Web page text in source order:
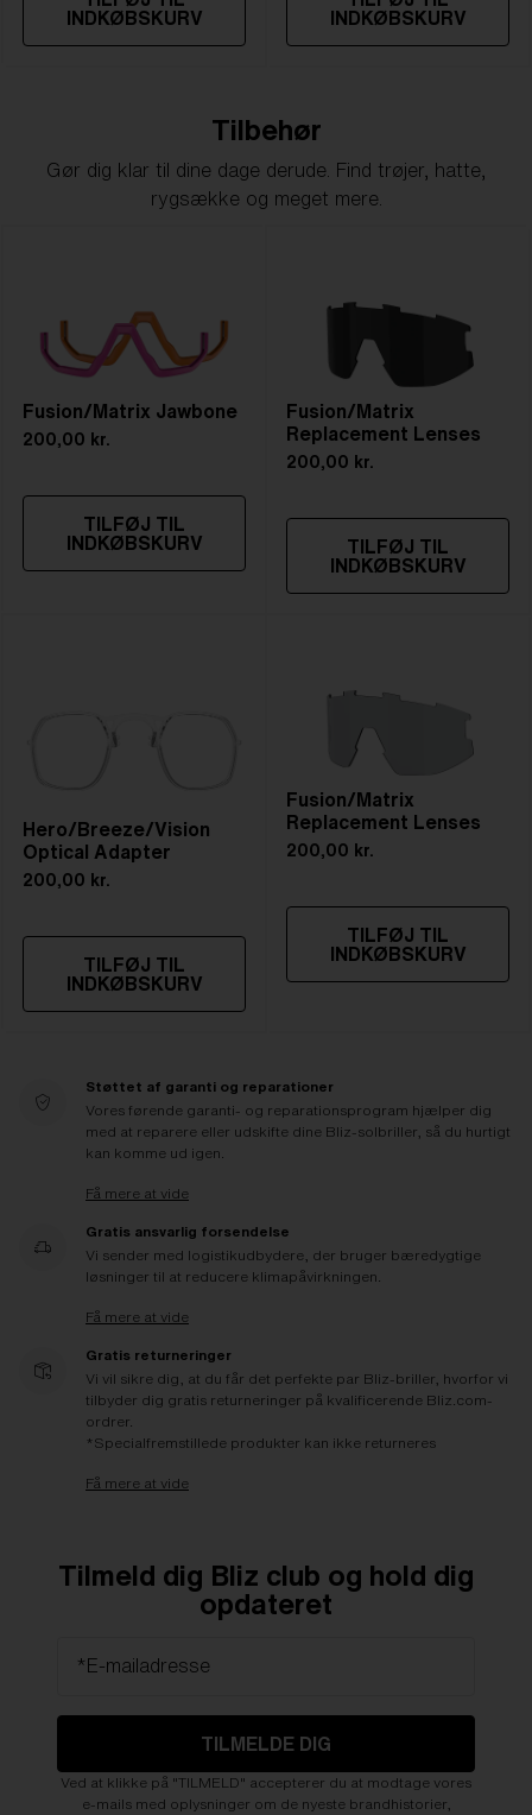
INDKØBSKURV
INDKØBSKURV
Tilbehør
Gør dig klar til dine dage derude. Find trøjer, hatte,
rygsække og meget mere.
Fusion/Matrix Jawbone
200,00 kr.
TILFØJ TIL
INDKØBSKURV
Fusion/Matrix
Replacement Lenses
200,00 kr.
TILFØJ TIL
INDKØBSKURV
Hero/Breeze/Vision
Optical Adapter
200,00 kr.
TILFØJ TIL
INDKØBSKURV
Fusion/Matrix
Replacement Lenses
200,00 kr.
TILFØJ TIL
INDKØBSKURV
Støttet af garanti og reparationer
Vores førende garanti- og reparationsprogram hjælper dig
med at reparere eller udskifte dine Bliz-solbriller, så du hurtigt
kan komme ud igen.
Få mere at vide
Gratis ansvarlig forsendelse
Vi sender med logistikudbydere, der bruger bæredygtige
løsninger til at reducere klimapåvirkningen.
Få mere at vide
Gratis returneringer
Vi vil sikre dig, at du får det perfekte par Bliz-briller, hvorfor vi
tilbyder dig gratis returneringer på kvalificerende Bliz.com-
ordrer.
*Specialfremstillede produkter kan ikke returneres
Få mere at vide
Tilmeld dig Bliz club og hold dig
opdateret
*E-mailadresse
TILMELDE DIG
Ved at klikke på "TILMELD" accepterer du at modtage vores
e-mails med oplysninger om de nyeste brandhistorier,